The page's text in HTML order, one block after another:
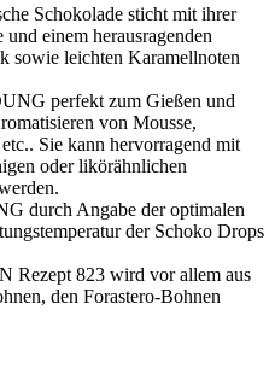
Schokolade sticht mit ihrer
einem herausragenden
sowie leichten Karamellnoten
perfekt zum Gießen und
von Mousse,
Sie kann hervorragend mit
oder likörähnlichen
durch Angabe der optimalen
der Schoko Drops
823 wird vor allem aus
den Forastero-Bohnen